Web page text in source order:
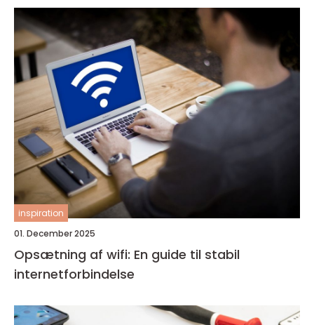
inspiration
01. December 2025
Opsætning af wifi: En guide til stabil
internetforbindelse